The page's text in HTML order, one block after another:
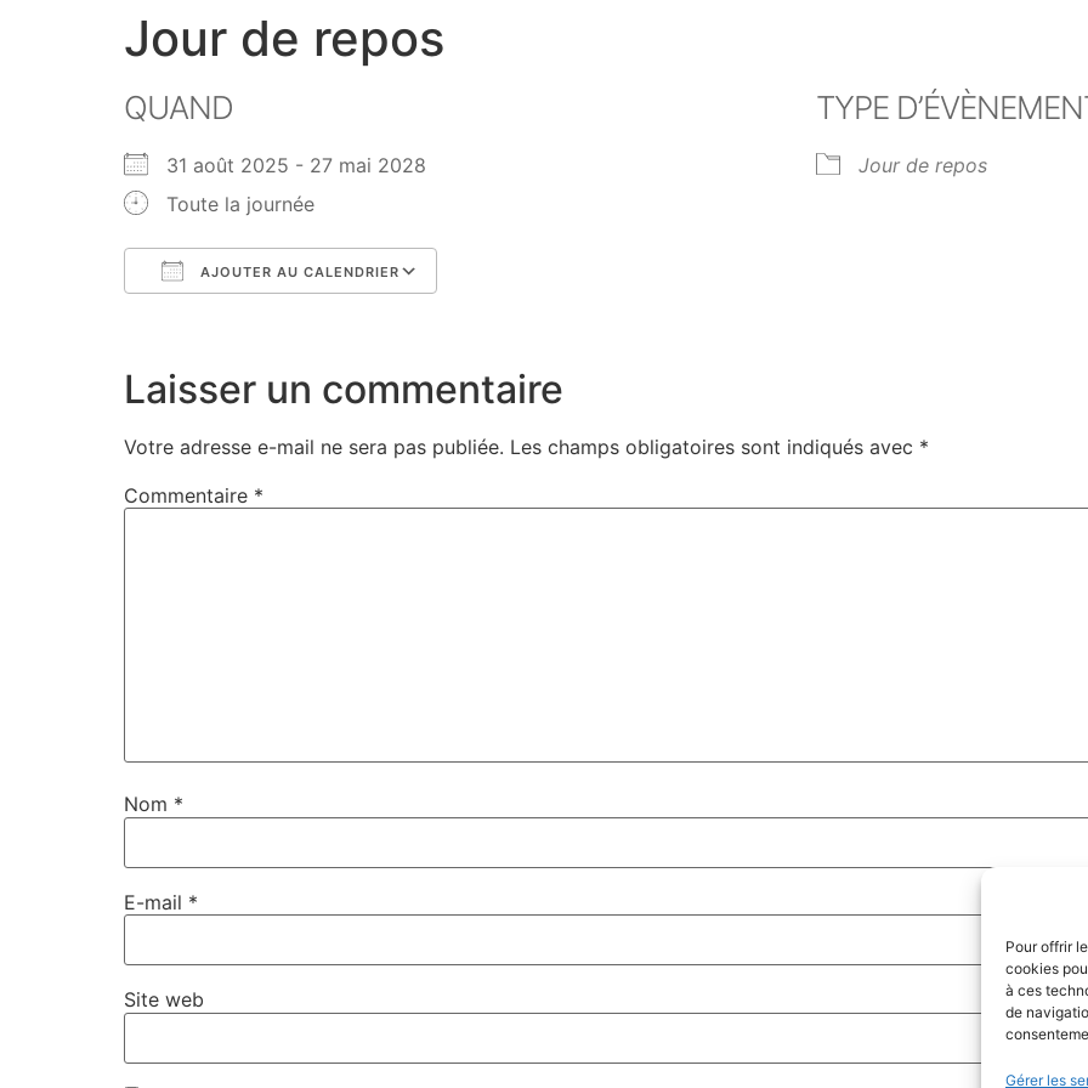
Pour offrir
cookies
à ces
de
Gérer les
Jour de repos
QUAND
31 août 2025 - 27 mai 2028
Toute la journée
AJOUTER AU CALENDRIER
TYPE
Jour de repos
Laisser un commentaire
Votre adresse e-mail ne sera pas publiée. Les champs obligatoires sont indiqués avec *
Commentaire *
Nom *
E-mail *
Site web